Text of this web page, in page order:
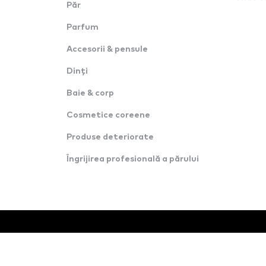
Păr
Parfum
Accesorii & pensule
Dinți
Baie & corp
Cosmetice coreene
Produse deteriorate
Îngrijirea profesională a părului